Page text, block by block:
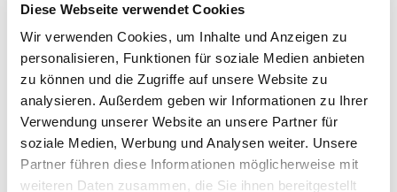
Diese Webseite verwendet Cookies
Wir verwenden Cookies, um Inhalte und Anzeigen zu
personalisieren, Funktionen für soziale Medien anbieten
zu können und die Zugriffe auf unsere Website zu
analysieren. Außerdem geben wir Informationen zu Ihrer
Verwendung unserer Website an unsere Partner für
soziale Medien, Werbung und Analysen weiter. Unsere
Partner führen diese Informationen möglicherweise mit
weiteren Daten zusammen, die Sie ihnen bereitgestellt